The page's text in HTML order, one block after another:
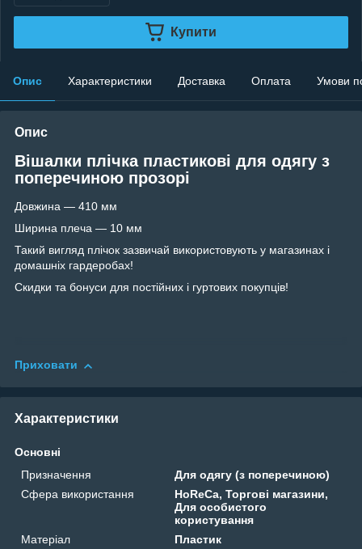
Купити
Опис Характеристики Доставка Оплата Умови
Опис
Вішалки плічка пластикові для одягу з
поперечиною прозорі
Довжина — 410 мм
Ширина плеча — 10 мм
Такий вигляд плічок зазвичай використовують у магазинах і
домашніх гардеробах!
Скидки та бонуси для постійних і гуртових покупців!
Приховати
Характеристики
Основні
Призначення
Для одягу (з поперечиною)
Сфера використання
HoReCa, Торгові магазини,
Для особистого
користування
Матеріал
Пластик